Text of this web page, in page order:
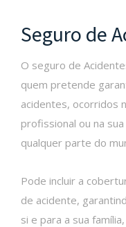
Seguro de
O seguro de
quem pretende
acidentes, ocorridos
profissional ou na
qualquer parte do
Pode incluir a
de acidente,
si e para a sua